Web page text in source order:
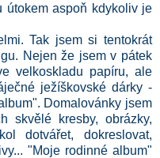
útokem aspoň kdykoliv je
Tak jsem si tentokrát
Nejen že jsem v pátek
velkoskladu papíru, ale
ježíškovské dárky -
". Domalovánky jsem
skvělé kresby, obrázky,
dotvářet, dokreslovat,
"Moje rodinné album"